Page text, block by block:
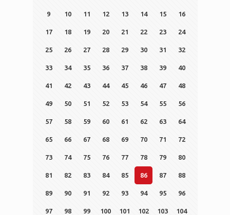
9 10 11 12 13 14 15 16
17 18 19 20 21 22 23 24
25 26 27 28 29 30 31 32
33 34 35 36 37 38 39 40
41 42 43 44 45 46 47 48
49 50 51 52 53 54 55 56
57 58 59 60 61 62 63 64
65 66 67 68 69 70 71 72
73 74 75 76 77 78 79 80
81 82 83 84 85 86 87 88
89 90 91 92 93 94 95 96
97 98 99 100 101 102 103 104